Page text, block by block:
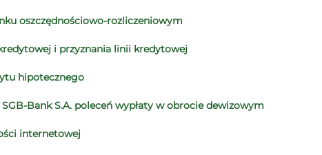
oszczędnościowo-rozliczeniowym
i przyznania linii kredytowej
hipotecznego
Bank S.A. poleceń wypłaty w obrocie dewizowym
internetowej